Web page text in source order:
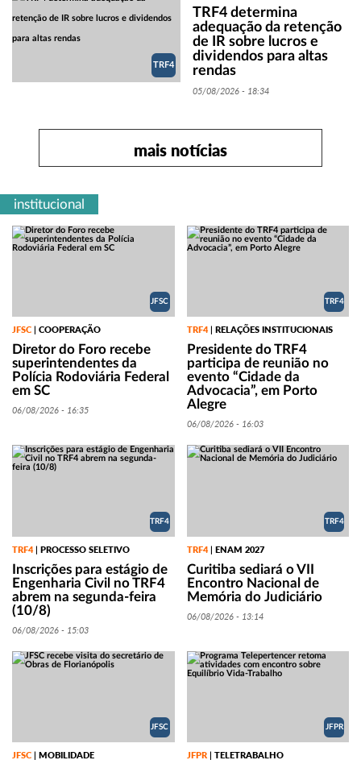
TRF4
TRF4 determina
adequação da retenção
de IR sobre lucros e
dividendos para altas
rendas
05/08/2026 - 18:34
mais notícias
institucional
JFSC
JFSC COOPERAÇÃO
Diretor do Foro recebe
superintendentes da
Polícia Rodoviária Federal
em SC
06/08/2026 - 16:35
TRF4
TRF4| RELAÇÕES INSTITUCIONAIS
Presidente do TRF4
participa de reunião no
evento “Cidade da
Advocacia”, em Porto
Alegre
06/08/2026 - 16:03
TRF4
TRF4| PROCESSO SELETIVO
Inscrições para estágio de
Engenharia Civil no TRF4
abrem na segunda-feira
(10/8)
06/08/2026 - 15:03
TRF4
TRF4| ENAM 2027
Curitiba sediará o VII
Encontro Nacional de
Memória do Judiciário
06/08/2026 - 13:14
JFSC
JFSC MOBILIDADE
JFPR
JFPR| TELETRABALHO